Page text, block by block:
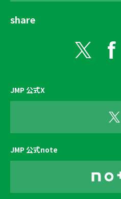
share
JMP 公式X
JMP 公式note